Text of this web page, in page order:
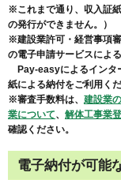
※これまで通り、収入証
の発行ができません。）
※建設業許可・経営事項
の電子申請サービスによ
Pay-easyによるインタ
紙による納付をご利用くだ
※審査手数料は、 建設業
業について、 解体工事業
確認ください。
電子納付が可能